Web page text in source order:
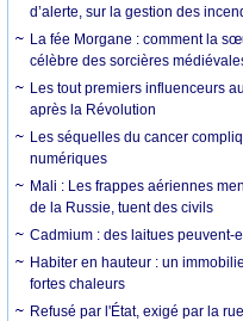
d’alerte, sur la gestion des
La fée Morgane : comment la
célèbre des sorcières
Les tout premiers influenceurs
après la Révolution
Les séquelles du cancer
numériques
Mali : Les frappes aériennes
de la Russie, tuent des civils
Cadmium : des laitues
Habiter en hauteur : un
fortes chaleurs
Refusé par l'État, exigé par la